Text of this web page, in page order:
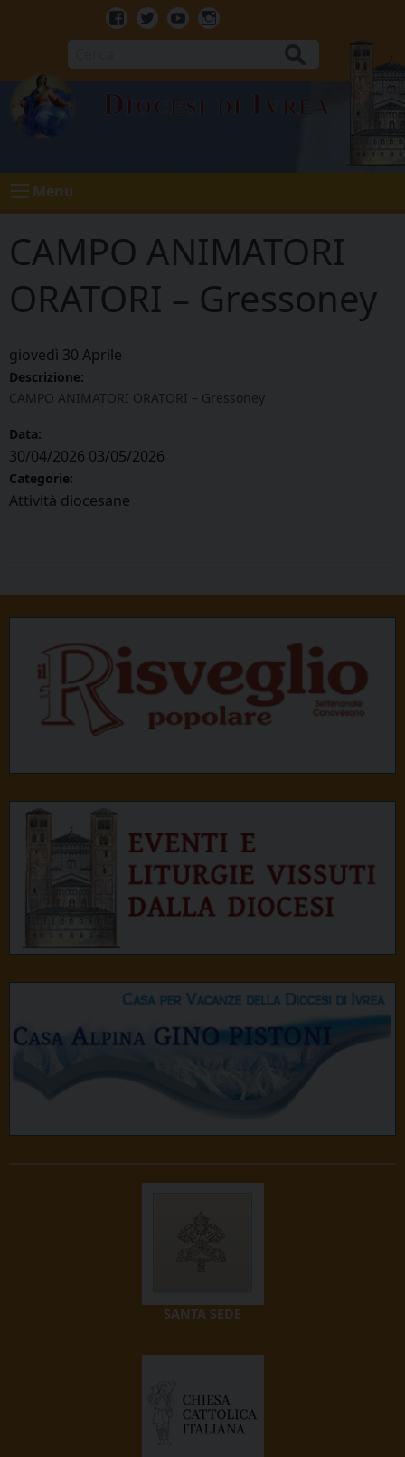
Facebook
TwitterYoutubeInstagram
Diocesi di Ivrea
Menu
CAMPO ANIMATORI
ORATORI – Gressoney
giovedì 30 Aprile
Descrizione:
CAMPO ANIMATORI ORATORI – Gressoney
Data:
30/04/2026 03/05/2026
Categorie:
Attività diocesane
SANTA SEDE